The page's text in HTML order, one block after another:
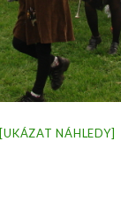
[UKÁZAT NÁHLEDY]